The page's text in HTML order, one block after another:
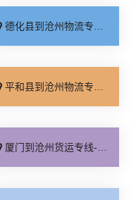
德化县到沧州物流专线_全境派送「收费介绍」
平和县到沧州物流专线_准时准点「快速直达」
厦门到沧州货运专线-厦门到沧州物流公司_直发全境「专线查询」